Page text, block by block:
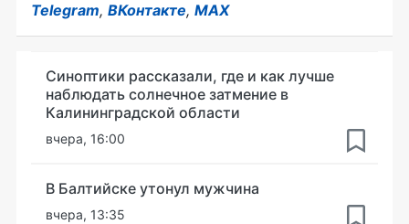
Telegram, ВКонтакте, MAX
Синоптики рассказали, где и как лучше
наблюдать солнечное затмение в
Калининградской области
вчера, 16:00
В Балтийске утонул мужчина
вчера, 13:35